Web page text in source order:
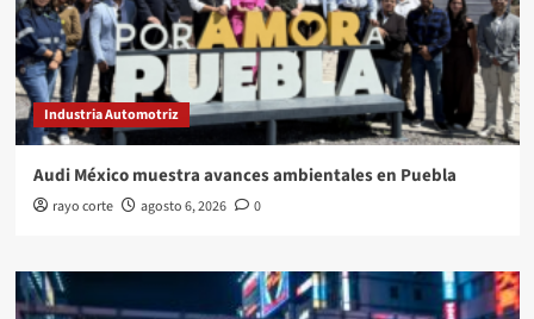
Industria Automotriz
Audi México muestra avances ambientales en Puebla
rayo corte agosto 6, 2026 0